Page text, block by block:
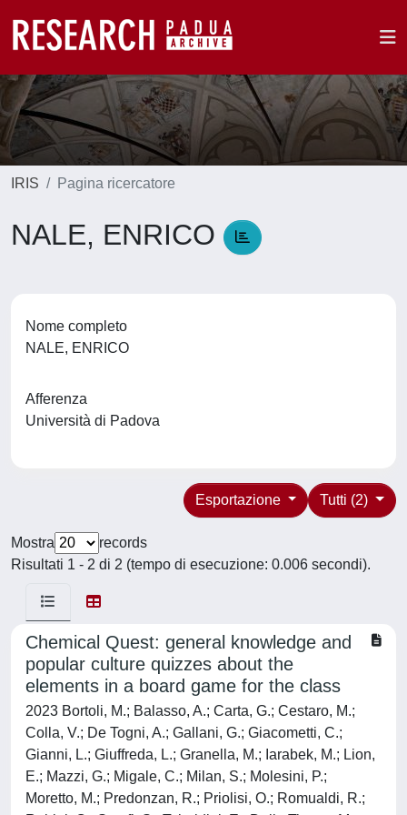
IRIS Pagina ricercatore
NALE, ENRICO
Nome completo
NALE, ENRICO
Afferenza
Università di Padova
Tutti (2)
Esportazione
Mostra
records
Risultati 1 - 2 di 2 (tempo di esecuzione: 0.006 secondi).
Chemical Quest: general knowledge and
popular culture quizzes about the
elements in a board game for the class
2023 Bortoli, M.; Balasso, A.; Carta, G.; Cestaro, M.;
Colla, V.; De Togni, A.; Gallani, G.; Giacometti, C.;
Gianni, L.; Giuffreda, L.; Granella, M.; Iarabek, M.; Lion,
E.; Mazzi, G.; Migale, C.; Milan, S.; Molesini, P.;
Moretto, M.; Predonzan, R.; Priolisi, O.; Romualdi, R.;